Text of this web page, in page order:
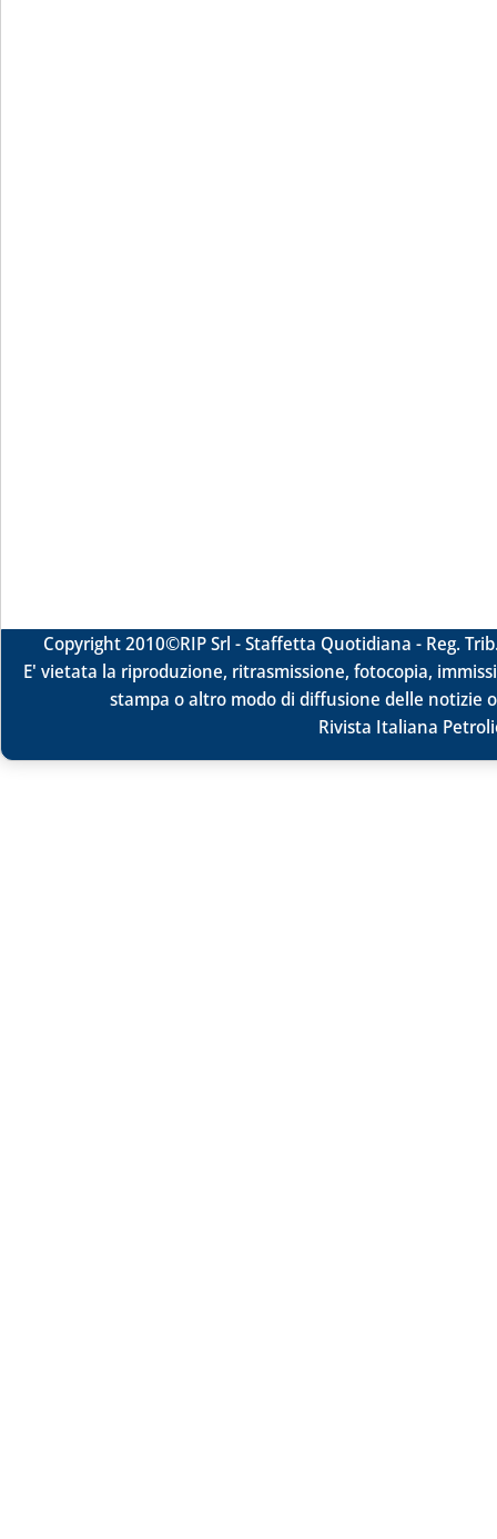
Copyright 2010©RIP Srl -Staffetta Quotidiana - Reg.
E' vietata la riproduzione, ritrasmissione, fotocopia,
stampa o altro modo di diffusione delle notizie
Rivista Italiana